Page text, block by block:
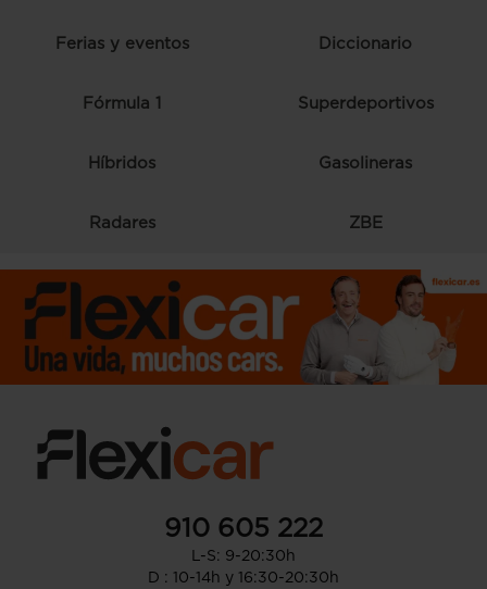
Ferias y eventos Diccionario
Fórmula 1 Superdeportivos
Híbridos Gasolineras
Radares ZBE
910 605 222
L-S: 9-20:30h
D : 10-14h y 16:30-20:30h